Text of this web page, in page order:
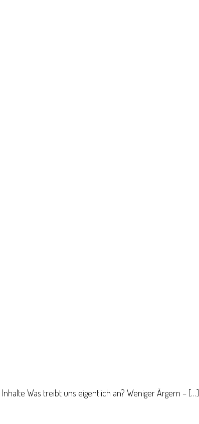
Was treibt uns eigentlich an? Weniger Ärgern – […]